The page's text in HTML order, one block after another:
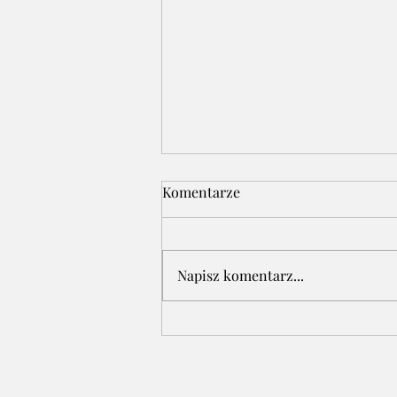
Komentarze
Napisz komentarz...